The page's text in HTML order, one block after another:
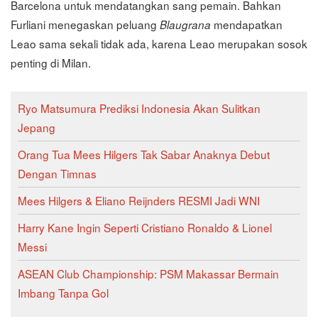
Barcelona untuk mendatangkan sang pemain. Bahkan
Furliani menegaskan peluang Blaugrana mendapatkan
Leao sama sekali tidak ada, karena Leao merupakan sosok
penting di Milan.
Ryo Matsumura Prediksi Indonesia Akan Sulitkan
Jepang
Orang Tua Mees Hilgers Tak Sabar Anaknya Debut
Dengan Timnas
Mees Hilgers & Eliano Reijnders RESMI Jadi WNI
Harry Kane Ingin Seperti Cristiano Ronaldo & Lionel
Messi
ASEAN Club Championship: PSM Makassar Bermain
Imbang Tanpa Gol